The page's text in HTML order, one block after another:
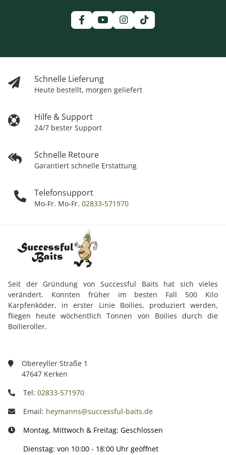
Schnelle Lieferung
Heute bestellt, morgen geliefert
Hilfe & Support
24/7 bester Support
Schnelle Retoure
Garantiert schnelle Erstattung
Telefonsupport
Mo-Fr. Mo-Fr. 02833-571970
Seit der Gründung von Successful Baits hat sich vieles
verändert. Konnten früher im besten Fall 500 Kilo
Karpfenköder, in erster Linie Boilies, produziert werden,
fliegen heute wöchentlich Tonnen von Boilies durch die
Boilieroller.
Obereyller Straße 1
47647 Kerken
Tel: 02833-571970
Email: heymanns@successful-baits.de
Montag, Mittwoch & Freitag: Geschlossen
Dienstag: von 10:00 - 18:00 Uhr geöffnet